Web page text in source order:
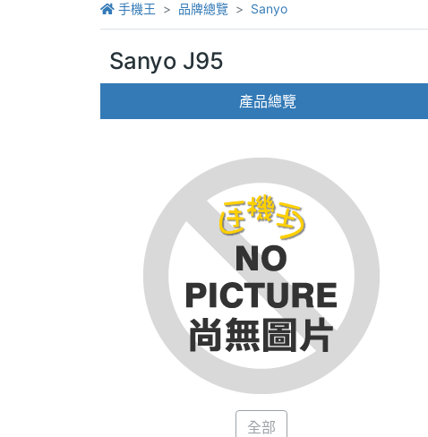
手機王 品牌總覽 Sanyo
Sanyo J95
產品總覽
全部